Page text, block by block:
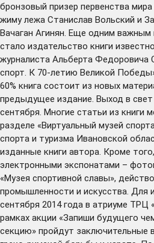
бронзовый призер первенства
жиму лежа Станислав Вольский и
Вачаган Агинян. Еще одним
стало издательство книги
журналиста Альберта
спорт. К 70-летию Великой
60% книга состоит из новых
предыдущее издание. Выход в свет
сентября. Многие статьи из книги
разделе «Виртуальный музей
спорта и туризма Ивановской
изданные книги автора. Кроме
электронными экспонатами –
«Музея спортивной славы»,
промышленности и искусства. Для
сентября 2014 года в атриуме ТРЦ
рамках акции «Запиши будущего
секцию» пройдут заключительные